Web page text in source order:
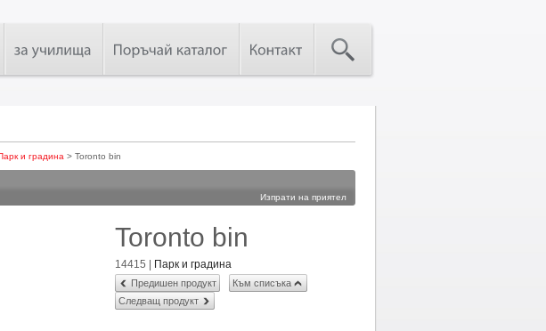
и градина > Toronto bin
Изпрати на приятел
Toronto bin
14415 Парк и градина
Предишен продукт
Към списъка
Следващ продукт